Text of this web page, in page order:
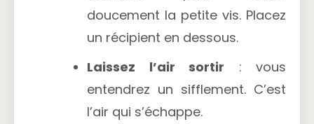
doucement la petite vis. Placez
un récipient en dessous.
Laissez l’air sortir : vous
entendrez un sifflement. C’est
l’air qui s’échappe.